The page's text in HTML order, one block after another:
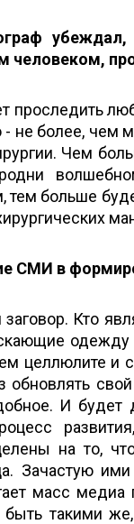
убеждал,
человеком,
не более, чем
Чем
тем больше
СМИ в
Кто
одежду
целлюлите
обновлять
И будет
развития,
на то,
Зачастую
масс
такими